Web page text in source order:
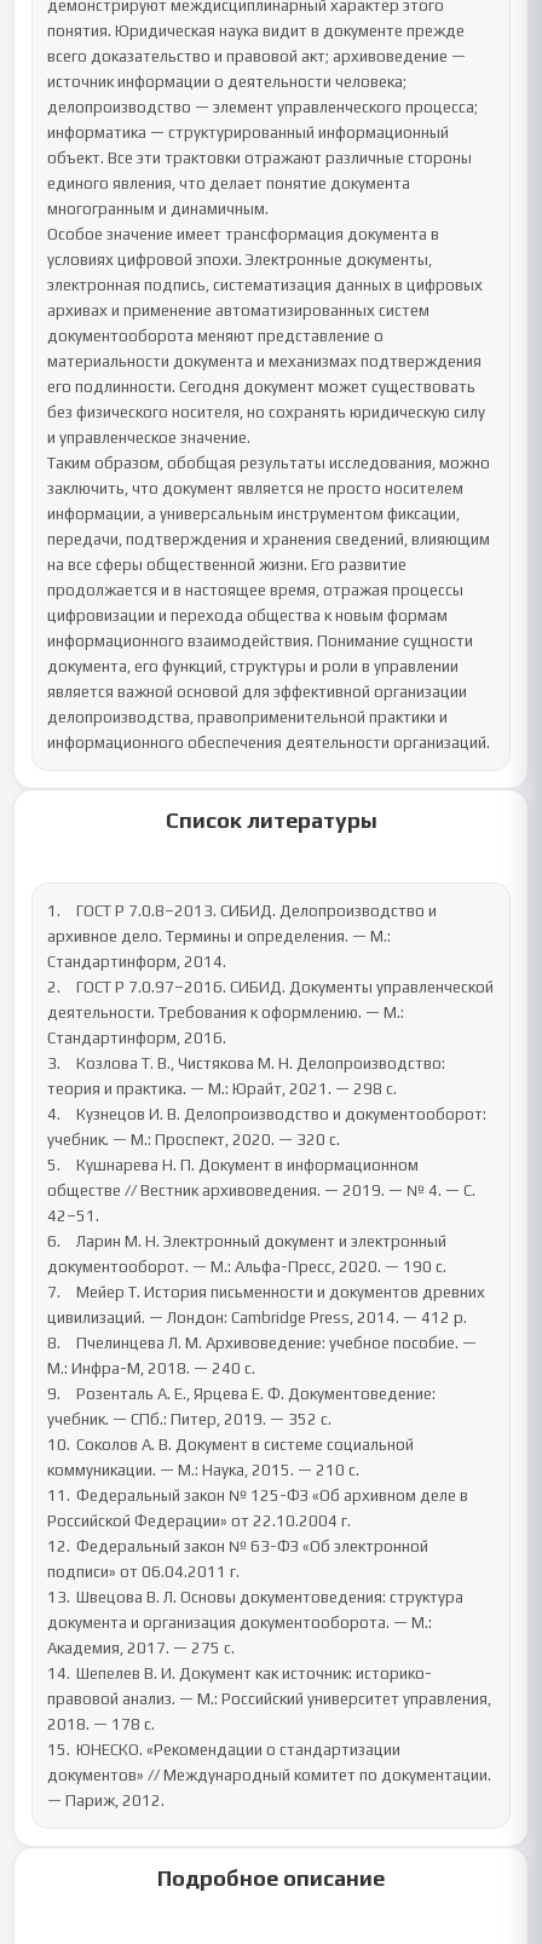
демонстрируют междисциплинарный характер этого
понятия. Юридическая наука видит в документе прежде
всего доказательство и правовой акт; архивоведение —
источник информации о деятельности человека;
делопроизводство — элемент управленческого процесса;
информатика — структурированный информационный
объект. Все эти трактовки отражают различные стороны
единого явления, что делает понятие документа
многогранным и динамичным.
Особое значение имеет трансформация документа в
условиях цифровой эпохи. Электронные документы,
электронная подпись, систематизация данных в цифровых
архивах и применение автоматизированных систем
документооборота меняют представление о
материальности документа и механизмах подтверждения
его подлинности. Сегодня документ может существовать
без физического носителя, но сохранять юридическую силу
и управленческое значение.
Таким образом, обобщая результаты исследования, можно
заключить, что документ является не просто носителем
информации, а универсальным инструментом фиксации,
передачи, подтверждения и хранения сведений, влияющим
на все сферы общественной жизни. Его развитие
продолжается и в настоящее время, отражая процессы
цифровизации и перехода общества к новым формам
информационного взаимодействия. Понимание сущности
документа, его функций, структуры и роли в управлении
является важной основой для эффективной организации
делопроизводства, правоприменительной практики и
информационного обеспечения деятельности организаций.
Список литературы
1.	ГОСТ Р 7.0.8–2013. СИБИД. Делопроизводство и
архивное дело. Термины и определения. — М.:
Стандартинформ, 2014.
2.	ГОСТ Р 7.0.97–2016. СИБИД. Документы управленческой
деятельности. Требования к оформлению. — М.:
Стандартинформ, 2016.
3.	Козлова Т. В., Чистякова М. Н. Делопроизводство:
теория и практика. — М.: Юрайт, 2021. — 298 с.
4.	Кузнецов И. В. Делопроизводство и документооборот:
учебник. — М.: Проспект, 2020. — 320 с.
5.	Кушнарева Н. П. Документ в информационном
обществе // Вестник архивоведения. — 2019. — № 4. — С.
42–51.
6.	Ларин М. Н. Электронный документ и электронный
документооборот. — М.: Альфа-Пресс, 2020. — 190 с.
7.	Мейер Т. История письменности и документов древних
цивилизаций. — Лондон: Cambridge Press, 2014. — 412 p.
8.	Пчелинцева Л. М. Архивоведение: учебное пособие. —
М.: Инфра-М, 2018. — 240 с.
9.	Розенталь А. Е., Ярцева Е. Ф. Документоведение:
учебник. — СПб.: Питер, 2019. — 352 с.
10.	Соколов А. В. Документ в системе социальной
коммуникации. — М.: Наука, 2015. — 210 с.
11.	Федеральный закон № 125-ФЗ «Об архивном деле в
Российской Федерации» от 22.10.2004 г.
12.	Федеральный закон № 63-ФЗ «Об электронной
подписи» от 06.04.2011 г.
13.	Швецова В. Л. Основы документоведения: структура
документа и организация документооборота. — М.:
Академия, 2017. — 275 с.
14.	Шепелев В. И. Документ как источник: историко-
правовой анализ. — М.: Российский университет управления,
2018. — 178 с.
15.	ЮНЕСКО. «Рекомендации о стандартизации
документов» // Международный комитет по документации.
— Париж, 2012.
Подробное описание